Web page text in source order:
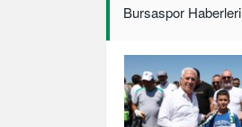
Bursaspor Haberleri